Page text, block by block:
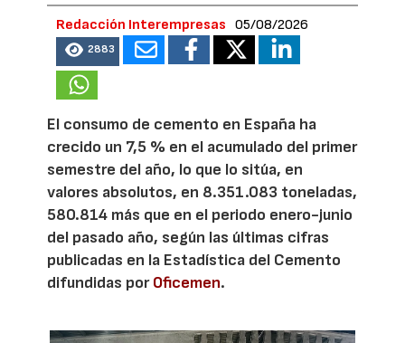
Redacción Interempresas 05/08/2026
2883
El consumo de cemento en España ha
crecido un 7,5 % en el acumulado del primer
semestre del año, lo que lo sitúa, en
valores absolutos, en 8.351.083 toneladas,
580.814 más que en el periodo enero-junio
del pasado año, según las últimas cifras
publicadas en la Estadística del Cemento
difundidas porOficemen.